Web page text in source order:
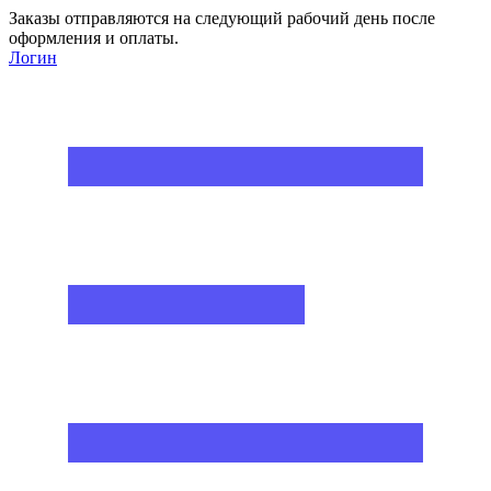
Заказы отправляются на следующий рабочий день после
оформления и оплаты.
Логин